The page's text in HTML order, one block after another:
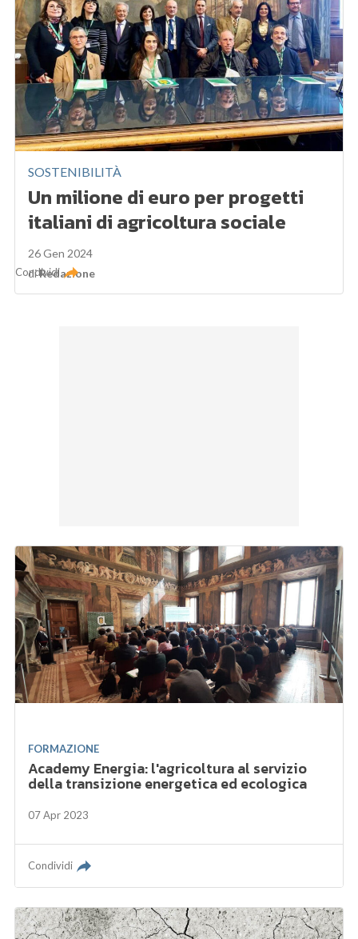
SOSTENIBILITÀ
Un milione di euro per progetti
italiani di agricoltura sociale
26 Gen 2024
diRedazione
Condividi
FORMAZIONE
Academy Energia: l'agricoltura al servizio
della transizione energetica ed ecologica
07 Apr 2023
Condividi